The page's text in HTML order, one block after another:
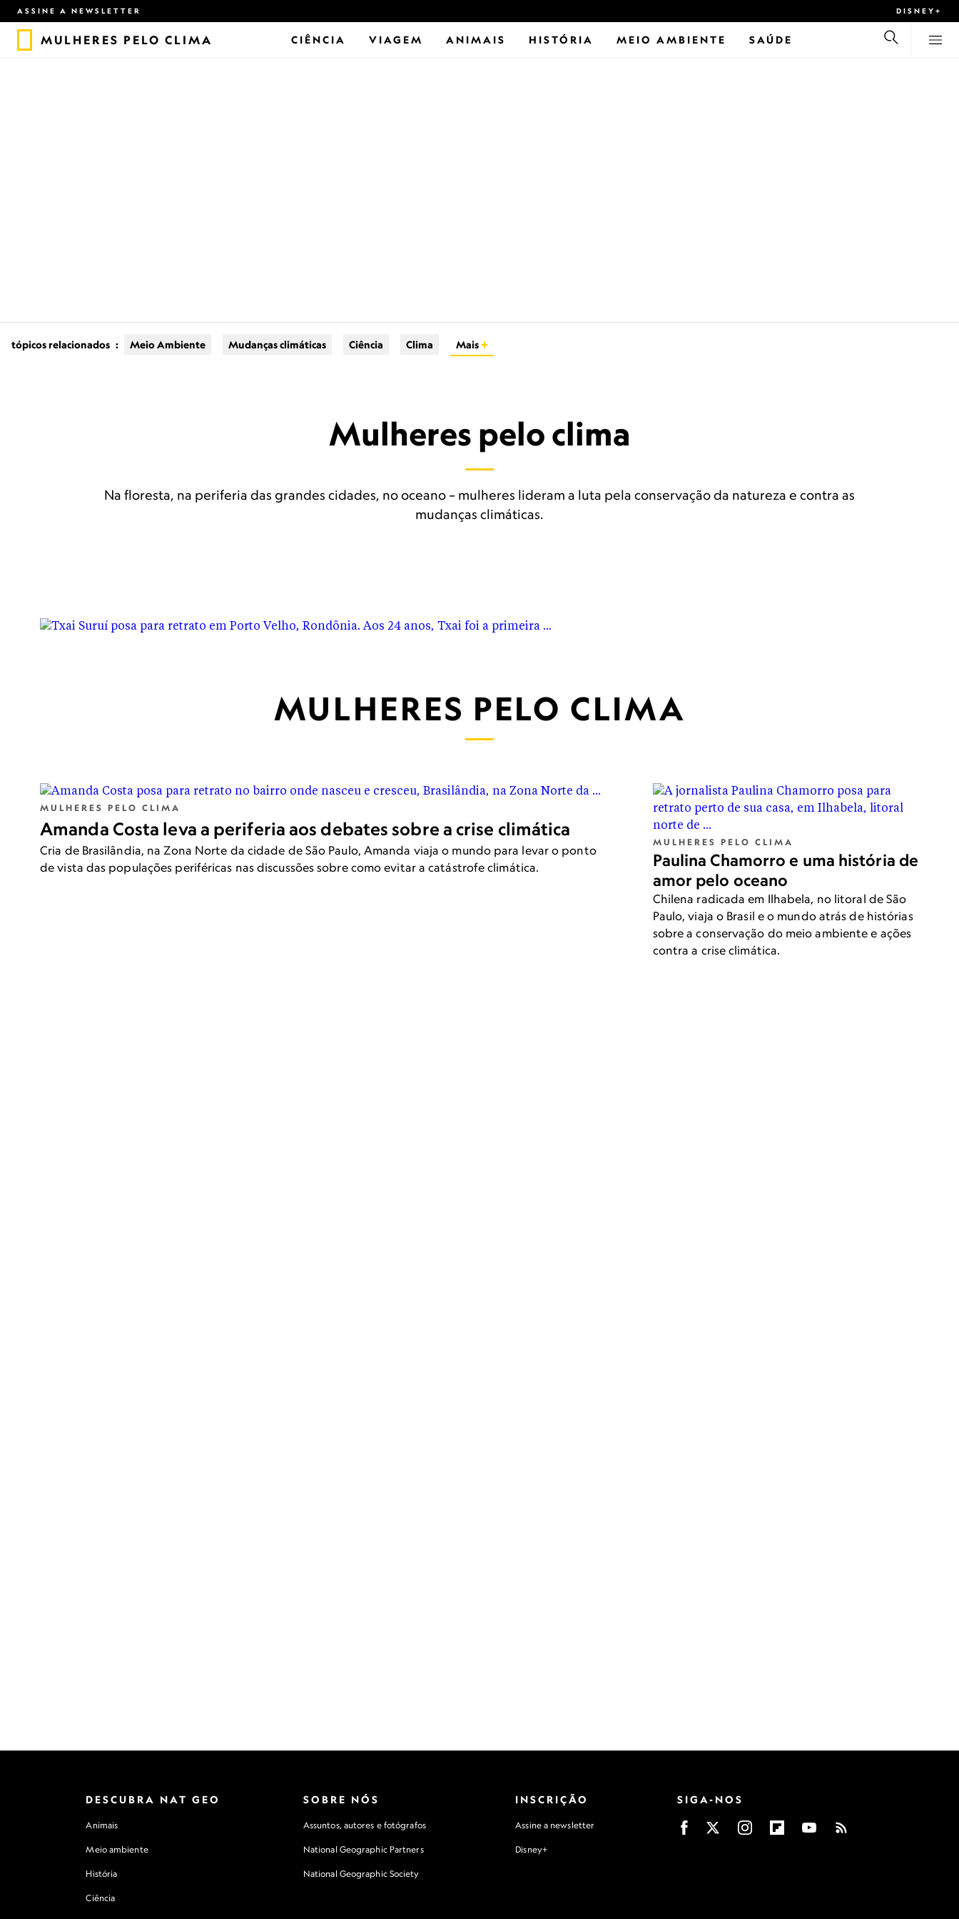
ASSINE A NEWSLETTER DISNEY+
MULHERES PELO CLIMA CIÊNCIA VIAGEM ANIMAIS HISTÓRIA MEIO AMBIENTE SAÚDE
tópicos relacionados : Meio Ambiente Mudanças climáticas Ciência Clima Mais
Mulheres pelo clima
Na floresta, na periferia das grandes cidades, no oceano – mulheres lideram a luta pela conservação da natureza e contra as
mudanças climáticas.
MULHERES PELO CLIMA
Txai Suruí: nascida e criada na luta pela
MULHERES PELO CLIMA
Amanda Costa leva a periferia aos debates sobre a crise climática
Cria de Brasilândia, na Zona Norte da cidade de São Paulo, Amanda viaja o mundo para levar o ponto
de vista das populações periféricas nas discussões sobre como evitar a catástrofe climática.
MULHERES PELO CLIMA
Paulina Chamorro e uma história de
amor pelo oceano
Chilena radicada em Ilhabela, no litoral de São
Paulo, viaja o Brasil e o mundo atrás de histórias
sobre a conservação do meio ambiente e ações
contra a crise climática.
DESCUBRA NAT GEO
Animais
Meio ambiente
História
Ciência
SOBRE NÓS
Assuntos, autores e fotógrafos
National Geographic Partners
National Geographic Society
INSCRIÇÃO
Assine a newsletter
Disney+
SIGA-NOS